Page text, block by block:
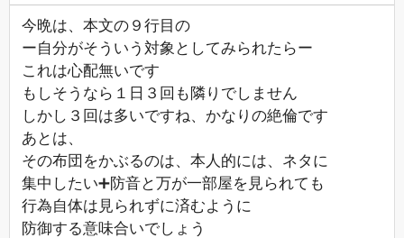
今晩は、本文の９行目の
ー自分がそういう対象としてみられたらー
これは心配無いです
もしそうなら１日３回も隣りでしません
しかし３回は多いですね、かなりの絶倫です
あとは、
その布団をかぶるのは、本人的には、ネタに
集中したい➕防音と万が一部屋を見られても
行為自体は見られずに済むように
防御する意味合いでしょう